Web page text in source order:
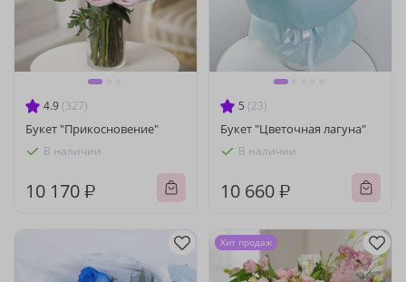
4.9 (327)
Букет "Прикосновение"
В наличии
10 170 ₽
5 (23)
Букет "Цветочная лагуна"
В наличии
10 660 ₽
Хит продаж